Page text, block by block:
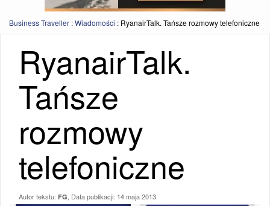
Business Traveller :Wiadomości : RyanairTalk. Tańsze rozmowy telefoniczne
RyanairTalk.
Tańsze
rozmowy
telefoniczne
Autor tekstu: FG , Data publikacji: 14 maja 2013